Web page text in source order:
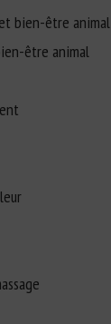
bien-être animal
être animal